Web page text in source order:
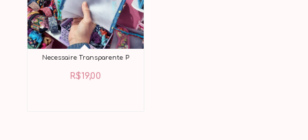
Necessaire Transparente P
R$19,00